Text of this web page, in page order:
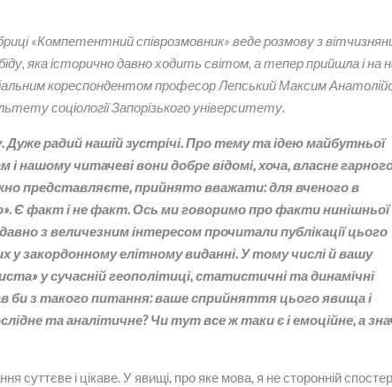
«Компетентний співрозмовник» веде розмову з
яка історично давно ходить світом, а тепер прийшла і на
кореспондентом професор Лепський Максим
соціології Запорізького університету.
радий нашій зустрічі. Про тему та ідею майбутньої
нашому читачеві вони добре відомі, хоча, власне
представляєте, прийнято вважати: для вченого в
Є факт і не факт. Ось ми говоримо про факти нинішньої
з величезним інтересом прочитали публікації цього
у закордонному елітному виданні. У тому числі й вашу
у сучасній геополітиці, статистичні та динамічні
би з такого питання: ваше сприйняття цього явища і
та аналітичне? Чи тут все ж таки є і емоційне, а
суттєве і цікаве. У явищі, про яке мова, я не сторонній